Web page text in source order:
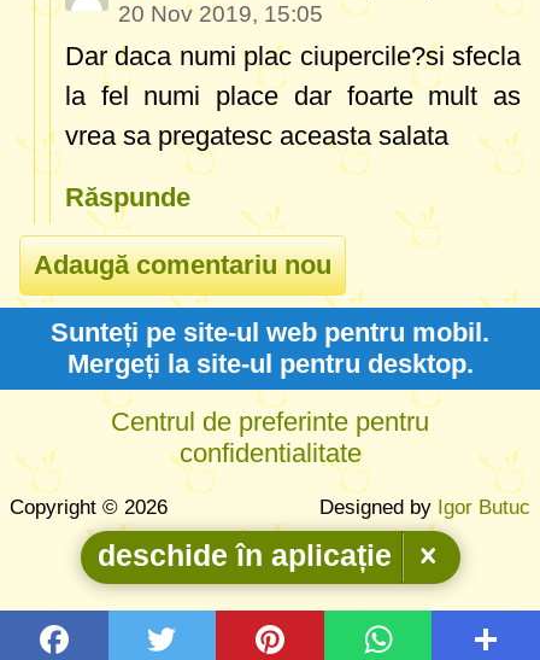
20 Nov 2019, 15:05
Dar daca numi plac ciupercile?si sfecla
la fel numi place dar foarte mult as
vrea sa pregatesc aceasta salata
Răspunde
Sunteți pe site-ul web pentru mobil.
Mergeți la site-ul pentru desktop.
Centrul de preferinte pentru
confidentialitate
Copyright © 2026 Designed by Igor Butuc
deschide în aplicație